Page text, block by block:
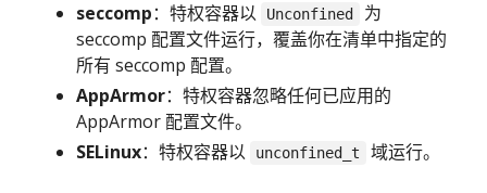
seccomp：特权容器以 Unconfined
为
seccomp 配置文件运行，覆盖你在清单中指定的
所有 seccomp 配置。
AppArmor：特权容器忽略任何已应用的
AppArmor 配置文件。
SELinux：特权容器以 unconfined_t 域运行。